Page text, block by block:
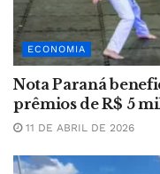
ECONOMIA
Nota Paraná
prêmios de R$ 5
11 DE ABRIL DE 2026